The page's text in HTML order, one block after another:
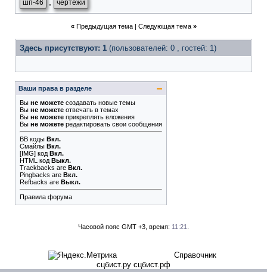
шп-46 чертежи
« Предыдущая тема| Следующая тема »
Здесь присутствуют: 1 (пользователей: 0 , гостей: 1)
Ваши права в разделе
Вы не можете создавать новые темы
Вы не можете отвечать в темах
Вы не можете прикреплять вложения
Вы не можете редактировать свои сообщения
BB коды Вкл.
Смайлы Вкл.
[IMG] код Вкл.
HTML код Выкл.
Trackbacks are Вкл.
Pingbacks are Вкл.
Refbacks are Выкл.
Правила форума
Часовой пояс GMT +3, время: 11:21
Справочник
сцбист.ру сцбист.рф